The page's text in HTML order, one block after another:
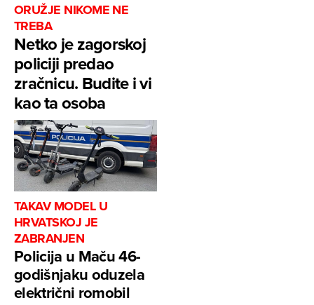
ORUŽJE NIKOME NE
TREBA
Netko je zagorskoj
policiji predao
zračnicu. Budite i vi
kao ta osoba
TAKAV MODEL U
HRVATSKOJ JE
ZABRANJEN
Policija u Maču 46-
godišnjaku oduzela
električni romobil